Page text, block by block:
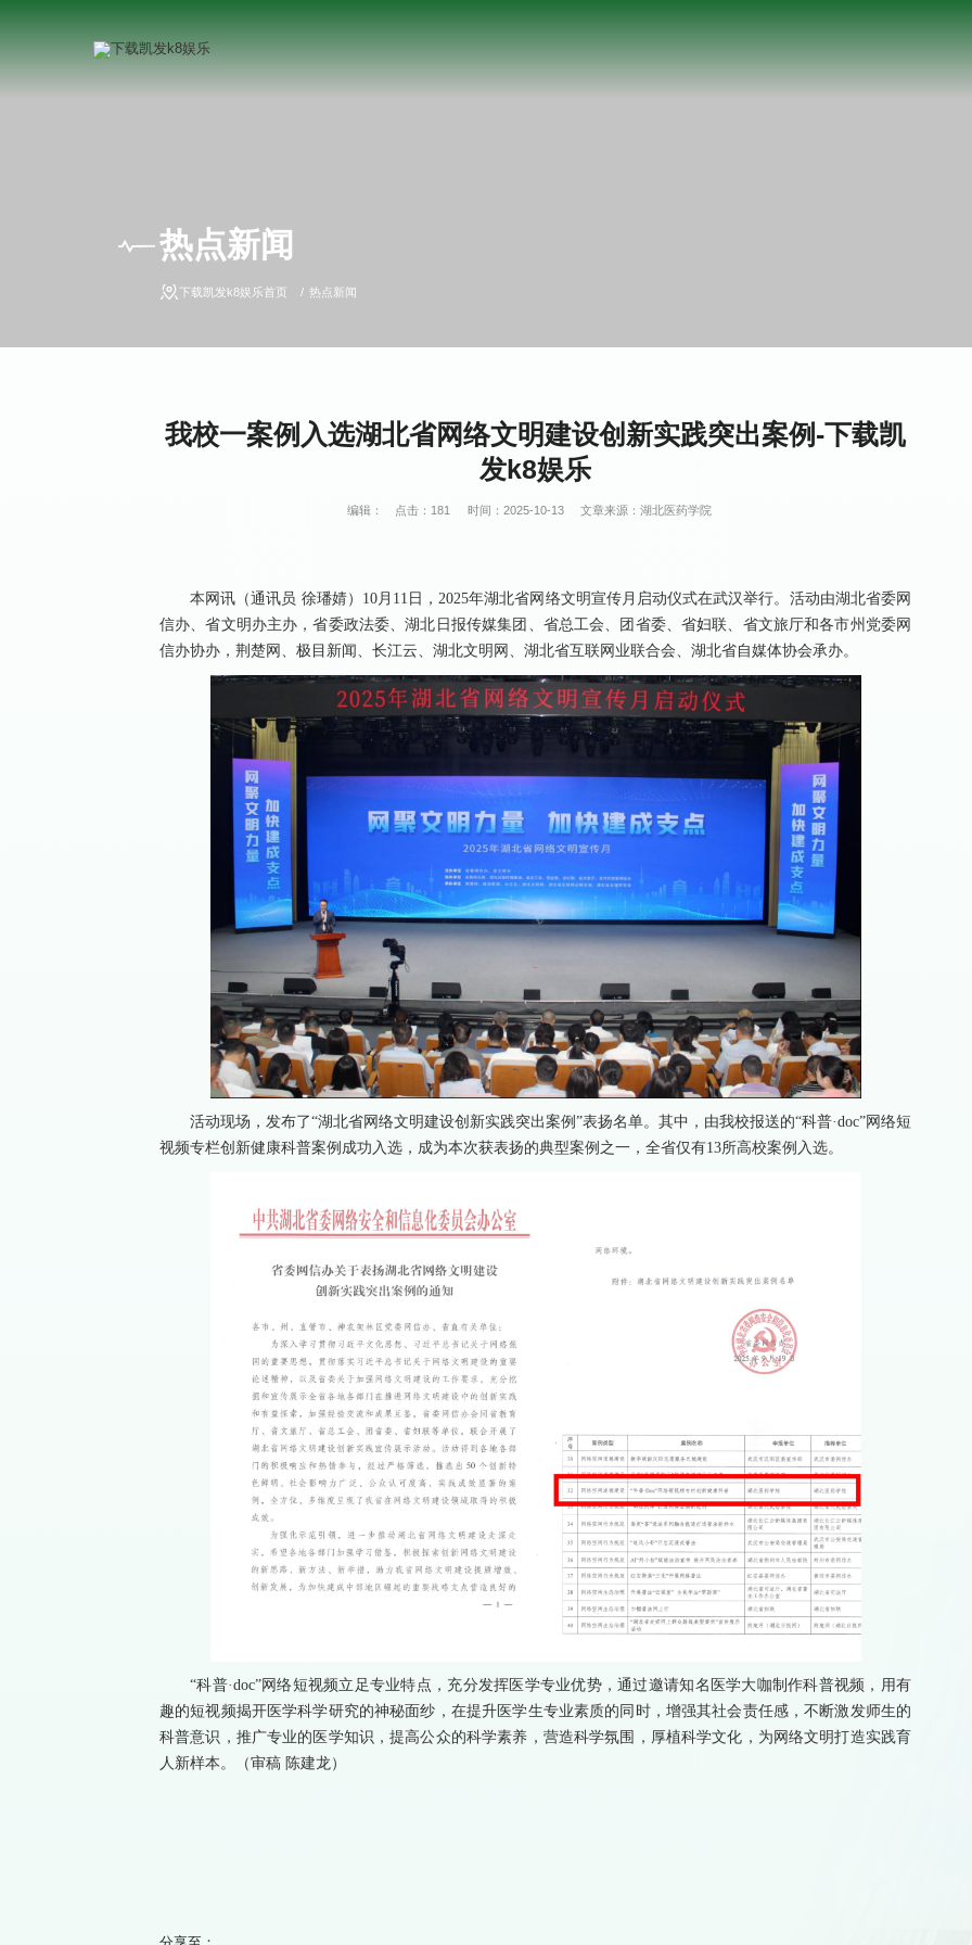
热点新闻
下载凯发k8娱乐首页 热点新闻
我校一案例入选湖北省网络文明建设创新实践突出案例-下载凯
发k8娱乐
编辑： 点击： 181 时间：2025-10-13 文章来源：湖北医药学院
本网讯（通讯员 徐璠婧）10月11日，2025年湖北省网络文明宣传月启动仪式在武汉举行。活动由湖北省委网
信办、省文明办主办，省委政法委、湖北日报传媒集团、省总工会、团省委、省妇联、省文旅厅和各市州党委网
信办协办，荆楚网、极目新闻、长江云、湖北文明网、湖北省互联网业联合会、湖北省自媒体协会承办。
活动现场，发布了“湖北省网络文明建设创新实践突出案例”表扬名单。其中，由我校报送的“科普·doc”网络短
视频专栏创新健康科普案例成功入选，成为本次获表扬的典型案例之一，全省仅有13所高校案例入选。
“科普·doc”网络短视频立足专业特点，充分发挥医学专业优势，通过邀请知名医学大咖制作科普视频，用有
趣的短视频揭开医学科学研究的神秘面纱，在提升医学生专业素质的同时，增强其社会责任感，不断激发师生的
科普意识，推广专业的医学知识，提高公众的科学素养，营造科学氛围，厚植科学文化，为网络文明打造实践育
人新样本。（审稿 陈建龙）